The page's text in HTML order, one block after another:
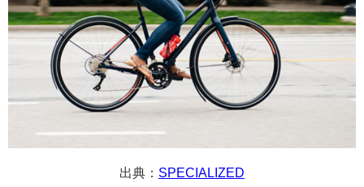
出典： SPECIALIZED